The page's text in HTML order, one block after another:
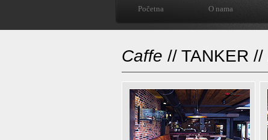
Početna O nama
Caffe // TANKER //